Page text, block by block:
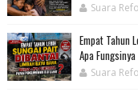
Suara
Empat Tahun
Apa
Suara